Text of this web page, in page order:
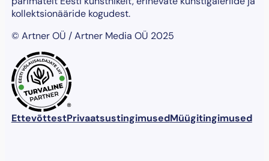
kollektsionääride kogudest.
© Artner OÜ / Artner Media OÜ 2025
®
EttevõttestPrivaatsustingimusedMüügitingimused